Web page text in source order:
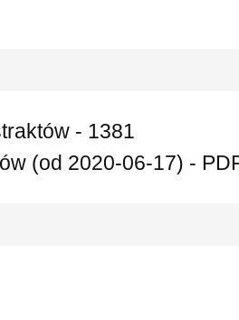
- 1381
(od 2020-06-17) -